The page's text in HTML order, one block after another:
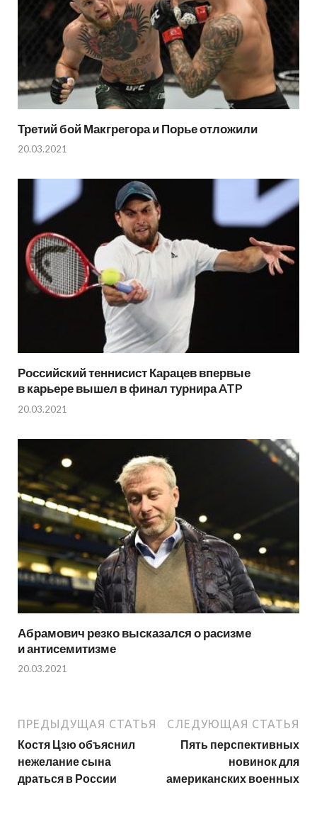
Третий бой Макгрегора и Порье отложили
20.03.2021
Российский теннисист Карацев впервые
в карьере вышел в финал турнира ATP
20.03.2021
Абрамович резко высказался о расизме
и антисемитизме
20.03.2021
ПРЕДЫДУЩАЯ СТАТЬЯ
Костя Цзю объяснил
нежелание сына
драться в России
СЛЕДУЮЩАЯ СТАТЬЯ
Пять перспективных
новинок для
американских военных